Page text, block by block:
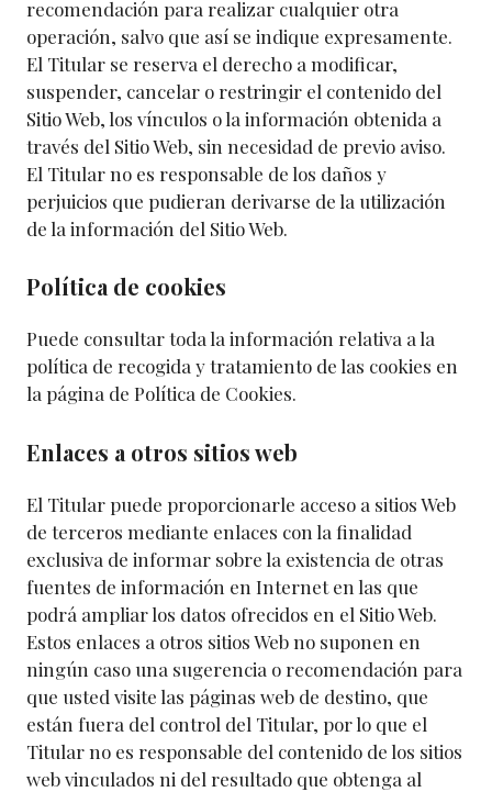
recomendación para realizar cualquier otra
operación, salvo que así se indique expresamente.
El Titular se reserva el derecho a modificar,
suspender, cancelar o restringir el contenido del
Sitio Web, los vínculos o la información obtenida a
través del Sitio Web, sin necesidad de previo aviso.
El Titular no es responsable de los daños y
perjuicios que pudieran derivarse de la utilización
de la información del Sitio Web.
Política de cookies
Puede consultar toda la información relativa a la
política de recogida y tratamiento de las cookies en
la página de Política de Cookies.
Enlaces a otros sitios web
El Titular puede proporcionarle acceso a sitios Web
de terceros mediante enlaces con la finalidad
exclusiva de informar sobre la existencia de otras
fuentes de información en Internet en las que
podrá ampliar los datos ofrecidos en el Sitio Web.
Estos enlaces a otros sitios Web no suponen en
ningún caso una sugerencia o recomendación para
que usted visite las páginas web de destino, que
están fuera del control del Titular, por lo que el
Titular no es responsable del contenido de los sitios
web vinculados ni del resultado que obtenga al